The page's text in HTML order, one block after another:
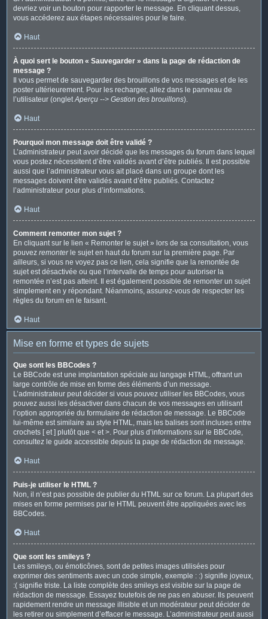
devriez voir un bouton pour rapporter le message. En cliquant dessus,
vous accéderez aux étapes nécessaires pour le faire.
Haut
À quoi sert le bouton « Sauvegarder » dans la page de rédaction de
message ?
Il vous permet de sauvegarder des brouillons de vos messages et de les
poster ultérieurement. Pour les recharger, allez dans le panneau de
l’utilisateur (ongletAperçu --> Gestion des brouillons).
Haut
Pourquoi mon message doit être validé ?
L’administrateur peut avoir décidé que les messages du forum dans lequel
vous postez nécessitent d’être validés avant d’être publiés. Il est possible
aussi que l’administrateur vous ait placé dans un groupe dont les
messages doivent être validés avant d’être publiés. Contactez
l’administrateur pour plus d’informations.
Haut
Comment remonter mon sujet ?
En cliquant sur le lien « Remonter le sujet » lors de sa consultation, vous
pouvez remonterle sujet en haut du forum sur la première page. Par
ailleurs, si vous ne voyez pas ce lien, cela signifie que la remontée de
sujet est désactivée ou que l’intervalle de temps pour autoriser la
remontée n’est pas atteint. Il est également possible de remonter un sujet
simplement en y répondant. Néanmoins, assurez-vous de respecter les
règles du forum en le faisant.
Haut
Mise en forme et types de sujets
Que sont les BBCodes ?
Le BBCode est une implantation spéciale au langage HTML, offrant un
large contrôle de mise en forme des éléments d’un message.
L’administrateur peut décider si vous pouvez utiliser les BBCodes, vous
pouvez aussi les désactiver dans chacun de vos messages en utilisant
l’option appropriée du formulaire de rédaction de message. Le BBCode
lui-même est similaire au style HTML, mais les balises sont incluses entre
crochets [ et ] plutôt que < et >. Pour plus d’informations sur le BBCode,
consultez le guide accessible depuis la page de rédaction de message.
Haut
Puis-je utiliser le HTML ?
Non, il n’est pas possible de publier du HTML sur ce forum. La plupart des
mises en forme permises par le HTML peuvent être appliquées avec les
BBCodes.
Haut
Que sont les smileys ?
Les smileys, ou émoticônes, sont de petites images utilisées pour
exprimer des sentiments avec un code simple, exemple : :) signifie joyeux,
:( signifie triste. La liste complète des smileys est visible sur la page de
rédaction de message. Essayez toutefois de ne pas en abuser. Ils peuvent
rapidement rendre un message illisible et un modérateur peut décider de
les retirer ou simplement d’effacer le message. L’administrateur peut aussi